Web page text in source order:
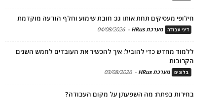
חילופי מעסיקים תחת אותו גג: חובת שימוע וחלף הודעה מוקדמת
דיני עבודה מערכת HRus -
04/08/2026
ללמוד מחדש כדי להוביל: איך להכשיר את העובדים לחמש השנים
הקרובות
בלוגים מערכת HRus -
03/08/2026
בחירות בפתח: מה השפעתן על מקום העבודה?